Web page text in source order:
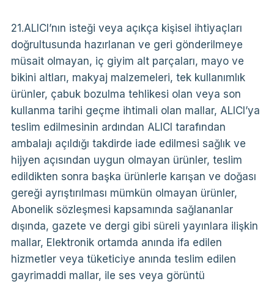
21.ALICI’nın isteği veya açıkça kişisel ihtiyaçları
doğrultusunda hazırlanan ve geri gönderilmeye
müsait olmayan, iç giyim alt parçaları, mayo ve
bikini altları, makyaj malzemeleri, tek kullanımlık
ürünler, çabuk bozulma tehlikesi olan veya son
kullanma tarihi geçme ihtimali olan mallar, ALICI’ya
teslim edilmesinin ardından ALICI tarafından
ambalajı açıldığı takdirde iade edilmesi sağlık ve
hijyen açısından uygun olmayan ürünler, teslim
edildikten sonra başka ürünlerle karışan ve doğası
gereği ayrıştırılması mümkün olmayan ürünler,
Abonelik sözleşmesi kapsamında sağlananlar
dışında, gazete ve dergi gibi süreli yayınlara ilişkin
mallar, Elektronik ortamda anında ifa edilen
hizmetler veya tüketiciye anında teslim edilen
gayrimaddi mallar, ile ses veya görüntü